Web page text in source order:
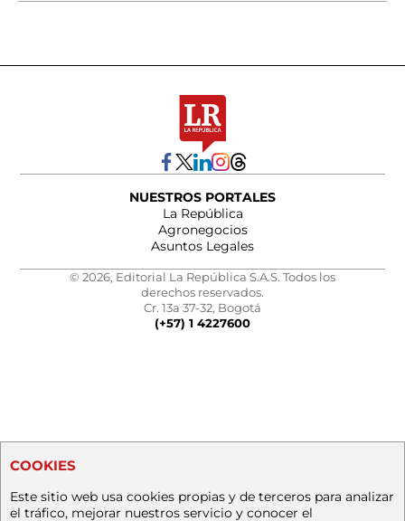
NUESTROS PORTALES
La República
Agronegocios
Asuntos Legales
© 2026, Editorial La República S.A.S. Todos los
derechos reservados.
Cr. 13a 37-32, Bogotá
(+57) 1 4227600
COOKIES
Este sitio web usa cookies propias y de terceros para analizar
el tráfico, mejorar nuestros servicio y conocer el